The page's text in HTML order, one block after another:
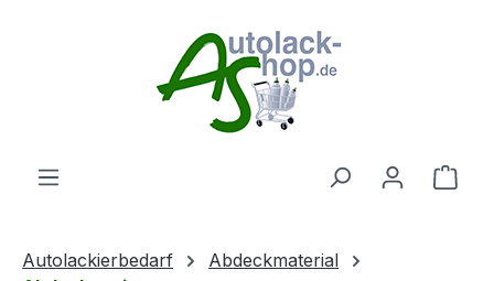
Autolackierbedarf
Abdeckmaterial